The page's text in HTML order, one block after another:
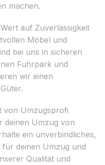
machen.
auf Zuverlässigkeit
Möbel und
bei uns in sicheren
Fuhrpark und
wir einen
von Umzugsprofi
deinen Umzug von
ein unverbindliches,
deinen Umzug und
Qualität und